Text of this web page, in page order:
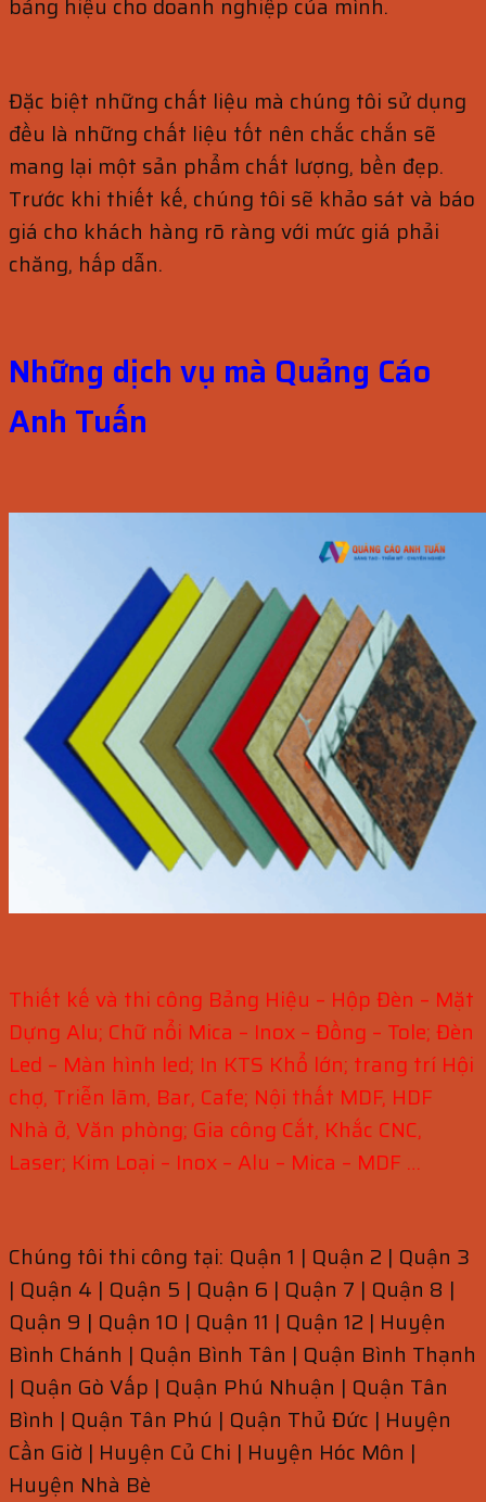
Đặc biệt những chất liệu mà chúng tôi sử dụng
đều là những chất liệu tốt nên chắc chắn sẽ
mang lại một sản phẩm chất lượng, bền đẹp.
Trước khi thiết kế, chúng tôi sẽ khảo sát và báo
giá cho khách hàng rõ ràng với mức giá phải
chăng, hấp dẫn.
Những dịch vụ mà Quảng Cáo
Anh Tuấn
Thiết kế và thi công Bảng Hiệu – Hộp Đèn – Mặt
Dựng Alu; Chữ nổi Mica – Inox – Đồng – Tole; Đèn
Led – Màn hình led; In KTS Khổ lớn; trang trí Hội
chợ, Triễn lãm, Bar, Cafe; Nội thất MDF, HDF
Nhà ở, Văn phòng; Gia công Cắt, Khắc CNC,
Laser; Kim Loại – Inox – Alu – Mica – MDF …
Chúng tôi thi công tại: Quận 1 | Quận 2 | Quận 3
| Quận 4 | Quận 5 | Quận 6 | Quận 7 | Quận 8 |
Quận 9 | Quận 10 | Quận 11 | Quận 12 | Huyện
Bình Chánh | Quận Bình Tân | Quận Bình Thạnh
| Quận Gò Vấp | Quận Phú Nhuận | Quận Tân
Bình | Quận Tân Phú | Quận Thủ Đức | Huyện
Cần Giờ | Huyện Củ Chi | Huyện Hóc Môn |
Huyện Nhà Bè